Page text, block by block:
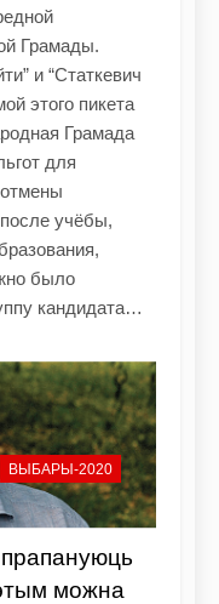
Грамады.
и “Статкевич
этого пикета
Грамада
для
учёбы,
было
кандидата…
ВЫБАРЫ-2020
можна